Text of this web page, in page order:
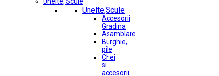
Unelte,Scule
Accesorii
Gradina
Asamblare
Burghie,
pile
Chei
si
accesorii